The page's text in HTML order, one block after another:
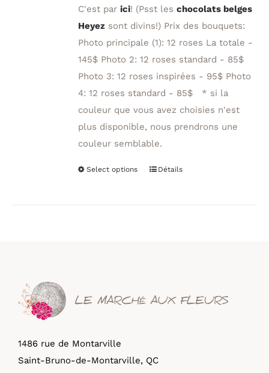
C'est parici! (Psst leschocolats belges
Heyez sont divins!) Prix des bouquets:
Photo principale (1): 12 roses La totale -
145$ Photo 2: 12 roses standard - 85$
Photo 3: 12 roses inspirées - 95$ Photo
4: 12 roses standard - 85$ * si la
couleur que vous avez choisies n'est
plus disponible, nous prendrons une
couleur semblable.
Select options
Ce
être
la
Détails
1486 rue de Montarville
Saint-Bruno-de-Montarville, QC